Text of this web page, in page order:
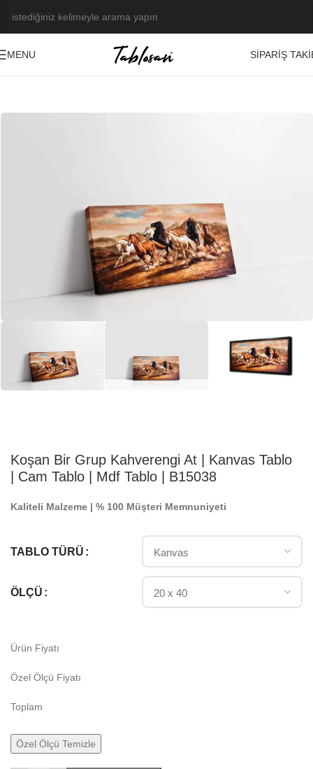
MENU
SIPARIŞ
Koşan Bir Grup Kahverengi At | Kanvas Tablo
| Cam Tablo | Mdf Tablo | B15038
Kaliteli Malzeme | % 100 Müşteri Memnuniyeti
TABLO TÜRÜ
ÖLÇÜ
Ürün Fiyatı
Özel Ölçü Fiyatı
Toplam
Özel Ölçü Temizle